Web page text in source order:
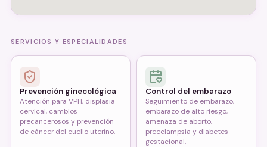
SERVICIOS Y ESPECIALIDADES
Prevención ginecológica
Atención para VPH, displasia
cervical, cambios
precancerosos y prevención
de cáncer del cuello uterino.
Control del embarazo
Seguimiento de embarazo,
embarazo de alto riesgo,
amenaza de aborto,
preeclampsia y diabetes
gestacional.